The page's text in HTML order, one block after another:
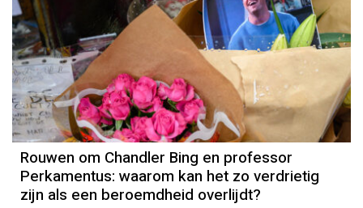
Rouwen om Chandler Bing en professor
Perkamentus: waarom kan het zo verdrietig
zijn als een beroemdheid overlijdt?